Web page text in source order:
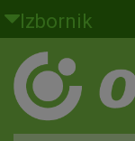
Skoči na glavni sadržaj
Izbornik
Građani
Privatno bankarstvo